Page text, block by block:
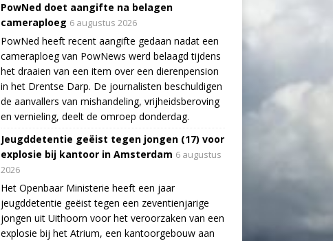
PowNed doet aangifte na belagen
cameraploeg 6 augustus 2026
PowNed heeft recent aangifte gedaan nadat een
cameraploeg van PowNews werd belaagd tijdens
het draaien van een item over een dierenpension
in het Drentse Darp. De journalisten beschuldigen
de aanvallers van mishandeling, vrijheidsberoving
en vernieling, deelt de omroep donderdag.
Jeugddetentie geëist tegen jongen (17) voor
explosie bij kantoor in Amsterdam 6 augustus
2026
Het Openbaar Ministerie heeft een jaar
jeugddetentie geëist tegen een zeventienjarige
jongen uit Uithoorn voor het veroorzaken van een
explosie bij het Atrium, een kantoorgebouw aan